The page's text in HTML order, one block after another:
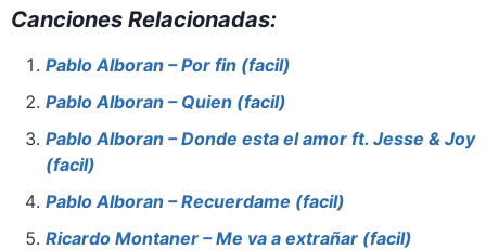
c
e
b
o
o
k
er
e
st
at
s
A
p
st
o
d
o
ai
l
Canciones Relacionadas:
Pablo Alboran – Por fin (facil)
Pablo Alboran – Quien (facil)
Pablo Alboran – Donde esta el amor ft. Jesse & Joy
(facil)
Pablo Alboran – Recuerdame (facil)
Ricardo Montaner – Me va a extrañar (facil)